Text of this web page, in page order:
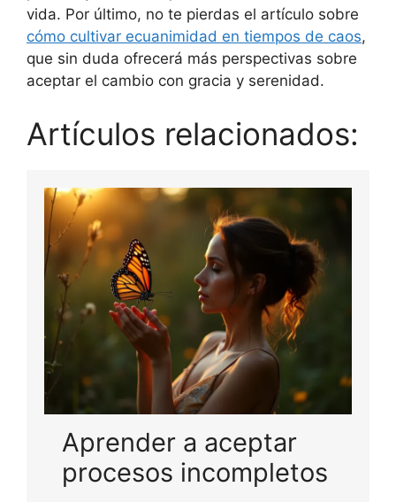
vida. Por último, no te pierdas el artículo sobre
cómo cultivar ecuanimidad en tiempos de caos,
que sin duda ofrecerá más perspectivas sobre
aceptar el cambio con gracia y serenidad.
Artículos relacionados:
Aprender a aceptar
procesos incompletos